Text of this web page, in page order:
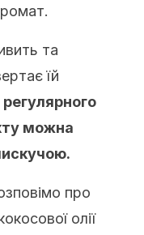
та
їй
можна
про
олії